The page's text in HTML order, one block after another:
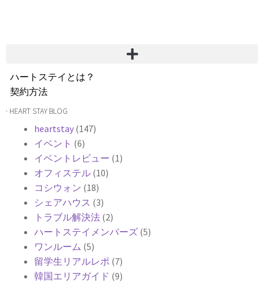
ハートステイとは？
契約方法
韓国不動産情報
よくある質問
Heartee
· HEART STAY BLOG
heartstay (147)
イベント (6)
イベントレビュー (1)
オフィステル (10)
コシウォン (18)
シェアハウス (3)
トラブル解決法 (2)
ハートステイメンバーズ (5)
ワンルーム (5)
留学生リアルレポ (7)
韓国エリアガイド (9)